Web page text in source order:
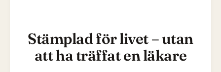
Stämplad för livet – utan
att ha träffat en läkare